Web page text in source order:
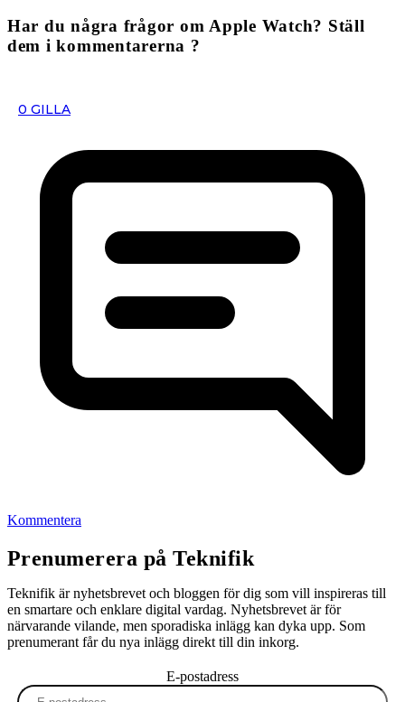
Har du några frågor om Apple Watch? Ställ
dem i kommentarerna ?
0 GILLA
Kommentera
Prenumerera på Teknifik
Teknifik är nyhetsbrevet och bloggen för dig som vill inspireras till
en smartare och enklare digital vardag. Nyhetsbrevet är för
närvarande vilande, men sporadiska inlägg kan dyka upp. Som
prenumerant får du nya inlägg direkt till din inkorg.
E-postadress